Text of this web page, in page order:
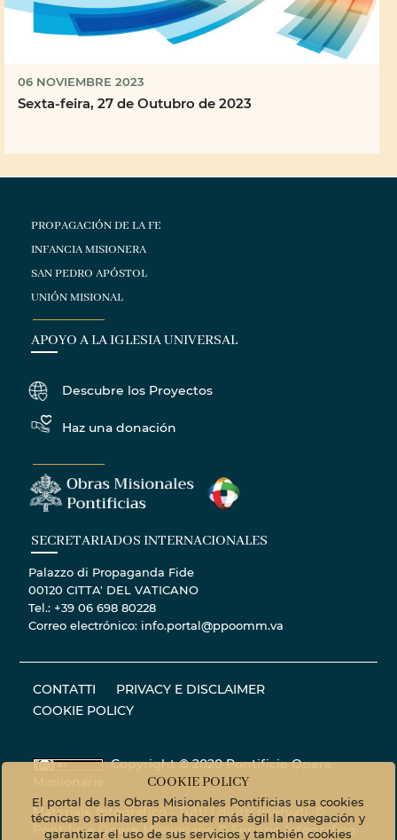
06 NOVIEMBRE 2023
Sexta-feira, 27 de Outubro de 2023
PROPAGACIÓN DE LA FE
INFANCIA MISIONERA
SAN PEDRO APÓSTOL
UNIÓN MISIONAL
APOYO A LA IGLESIA UNIVERSAL
Descubre los Proyectos
Haz una donación
SECRETARIADOS INTERNACIONALES
Palazzo di Propaganda Fide
00120 CITTA' DEL VATICANO
Tel.: +39 06 698 80228
Correo electrónico: info.portal@ppoomm.va
CONTATTI
PRIVACY E DISCLAIMER
COOKIE POLICY
Copyright © 2020 Pontificie Opere
Materiale fotografico - Tutti i diritti riservati. ©
Pontificie Opere Missionarie © Servizio fotografico
COOKIE POLICY
El portal de las Obras Misionales Pontificias usa cookies
técnicas o similares para hacer más ágil la navegación y
garantizar el uso de sus servicios y también cookies